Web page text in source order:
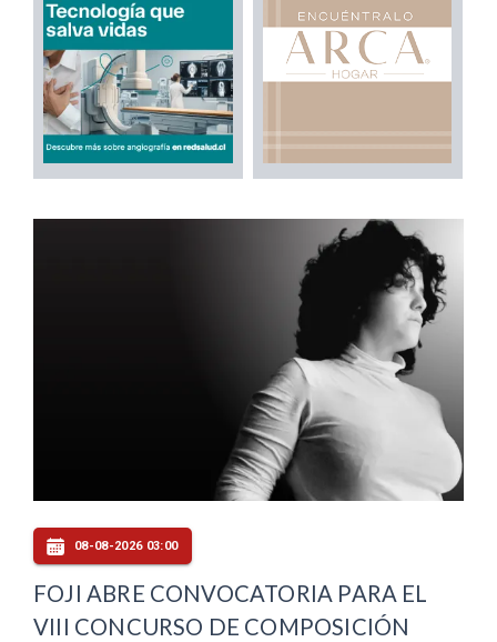
08-08-2026 03:00
FOJI ABRE CONVOCATORIA PARA EL
VIII CONCURSO DE COMPOSICIÓN